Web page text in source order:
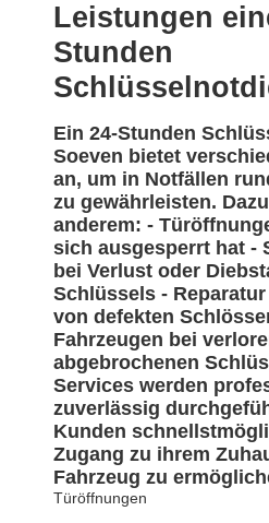
Leistungen
Stunden
Ein 24-Stunden
Soeven bietet
an, um in Notfällen
zu gewährleisten.
anderem: -
sich ausgesperrt hat -
bei Verlust oder
Schlüssels -
von defekten
Fahrzeugen bei
abgebrochenen
Services werden
zuverlässig
Kunden
Zugang zu ihrem
Fahrzeug zu
Türöffnungen